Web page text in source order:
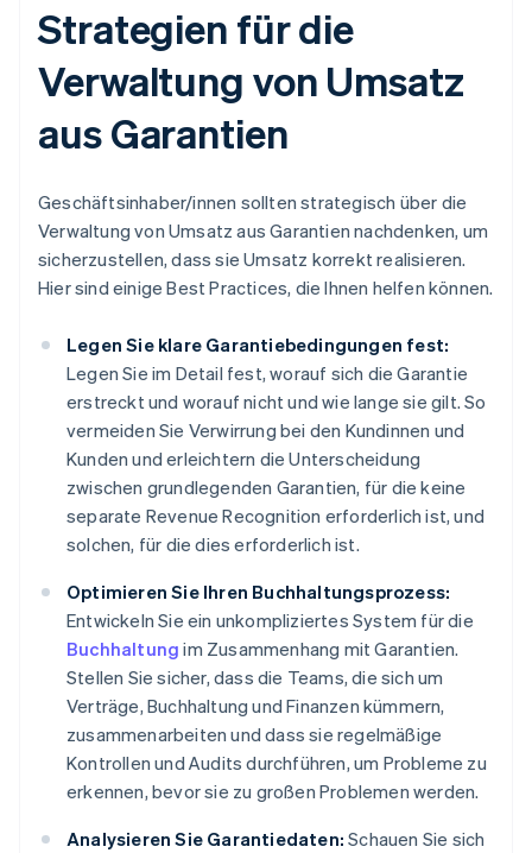
Strategien für die
Verwaltung von Umsatz
aus Garantien
Geschäftsinhaber/innen sollten strategisch über die
Verwaltung von Umsatz aus Garantien nachdenken, um
sicherzustellen, dass sie Umsatz korrekt realisieren.
Hier sind einige Best Practices, die Ihnen helfen können.
Legen Sie klare Garantiebedingungen fest:
Legen Sie im Detail fest, worauf sich die Garantie
erstreckt und worauf nicht und wie lange sie gilt. So
vermeiden Sie Verwirrung bei den Kundinnen und
Kunden und erleichtern die Unterscheidung
zwischen grundlegenden Garantien, für die keine
separate Revenue Recognition erforderlich ist, und
solchen, für die dies erforderlich ist.
Optimieren Sie Ihren Buchhaltungsprozess:
Entwickeln Sie ein unkompliziertes System für die
Buchhaltung im Zusammenhang mit Garantien.
Stellen Sie sicher, dass die Teams, die sich um
Verträge, Buchhaltung und Finanzen kümmern,
zusammenarbeiten und dass sie regelmäßige
Kontrollen und Audits durchführen, um Probleme zu
erkennen, bevor sie zu großen Problemen werden.
Analysieren Sie Garantiedaten: Schauen Sie sich